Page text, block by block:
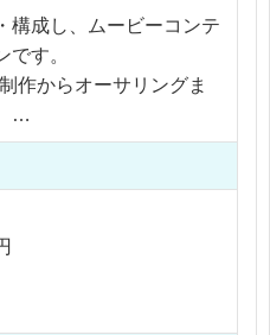
構成し、ムービーコンテ
です。
作からオーサリングま
出の企画立案
構図・演出・動き設計）
像編集